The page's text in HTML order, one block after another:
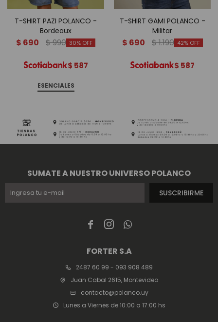
T-SHIRT PAZI POLANCO -
Bordeaux
$ 690 $990 30
$ 587
ESENCIALES
T-SHIRT GAMI POLANCO -
Militar
$ 690 $1.190 42
$ 587
  
FORTER S.A
2487 60 99 - 093 908 489
Juan Cabal 2615, Montevideo
contacto@polanco.uy
Lunes a Viernes de 10:00 a 17:00 hs
SUMATE A NUESTRO UNIVERSO POLANCO
SUSCRIBIRME